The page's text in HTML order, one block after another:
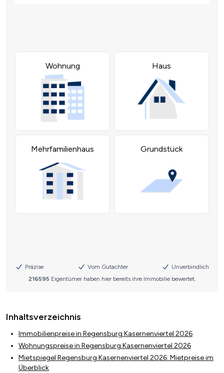
Inhaltsverzeichnis
Immobilienpreise in Regensburg Kasernenviertel 2026
Wohnungspreise in Regensburg Kasernenviertel 2026
Mietspiegel Regensburg Kasernenviertel 2026: Mietpreise im
Überblick